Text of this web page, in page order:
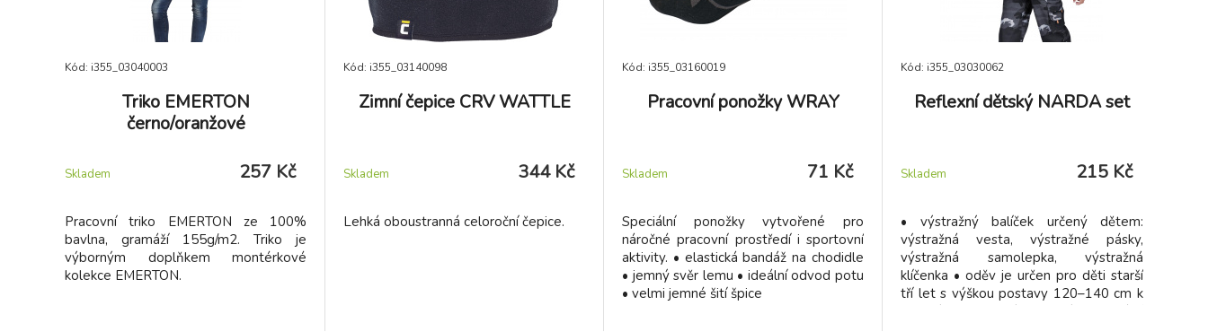
Kód: i355_03040003
Triko EMERTON
černo/oranžové
Skladem 257 Kč
Pracovní triko EMERTON ze 100%
bavlna, gramáží 155g/m2. Triko je
výborným doplňkem montérkové
kolekce EMERTON.
Kód: i355_03140098
Zimní čepice CRV WATTLE
Skladem 344 Kč
Lehká oboustranná celoroční čepice.
Kód: i355_03160019
Pracovní ponožky WRAY
Skladem 71 Kč
Speciální ponožky vytvořené pro
náročné pracovní prostředí i sportovní
aktivity. • elastická bandáž na chodidle
• jemný svěr lemu • ideální odvod potu
• velmi jemné šití špice
Kód: i355_03030062
Reflexní dětský NARDA set
Skladem 215 Kč
• výstražný balíček určený dětem:
výstražná vesta, výstražné pásky,
výstražná samolepka, výstražná
klíčenka • oděv je určen pro děti starší
tří let s výškou postavy 120–140 cm k
nošení přes svrchní oblečení pro vizuální